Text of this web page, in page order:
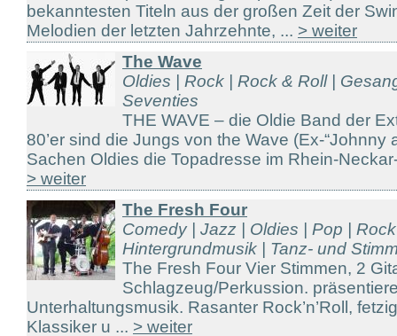
bekanntesten Titeln aus der großen Zeit der
Melodien der letzten Jahrzehnte, ... > weiter
The Wave
Oldies | Rock | Rock & Roll |
Seventies
THE WAVE – die Oldie Band der
80’er sind die Jungs von the Wave (Ex-“Johnny
Sachen Oldies die Topadresse im Rhein-
> weiter
The Fresh Four
Comedy | Jazz | Oldies | Pop |
Hintergrundmusik | Tanz- und
The Fresh Four Vier Stimmen, 2
Schlagzeug/Perkussion.
Unterhaltungsmusik. Rasanter Rock’n’Roll,
Klassiker u ... > weiter